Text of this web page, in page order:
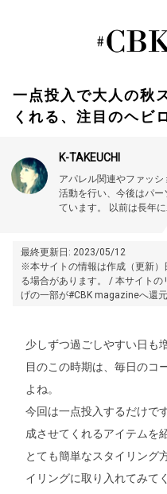
一点投入で大人の秋
くれる、注目のヘビ
K-TAKEUCHI
アパレル関連やファッ
活動を行い、今後はパ
ています。
以前は長年
最終更新日: 2023/05/12
※本サイトの情報は作成（更新）
る場合があります。 / 本サイト
げの一部が#CBK magazineへ還
少しずつ過ごしやすい日も
目のこの時期は、毎日のコ
よね。
今回は一点投入するだけで
成させてくれるアイテムを
とても簡単なスタイリング
イリングに取り入れてみて